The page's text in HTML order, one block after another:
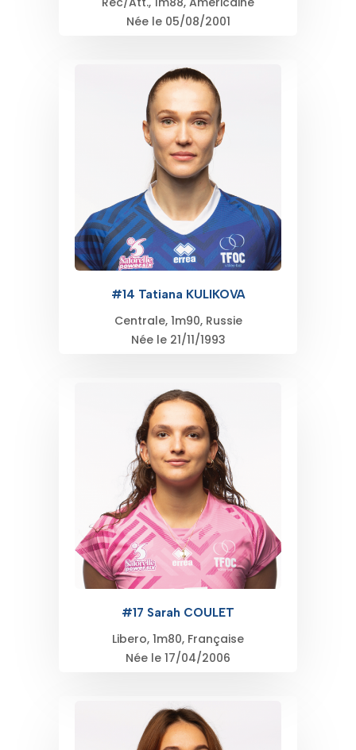
Née le 05/08/2001
#14 Tatiana KULIKOVA
Centrale, 1m90, Russie
Née le 21/11/1993
#17 Sarah COULET
Libero, 1m80, Française
Née le 17/04/2006